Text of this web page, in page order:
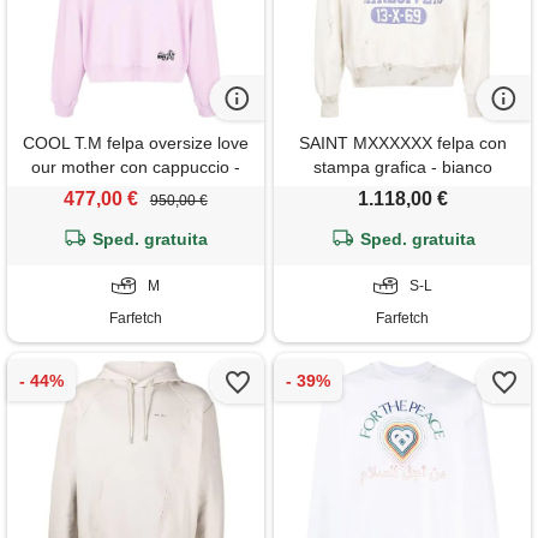
COOL T.M felpa oversize love
our mother con cappuccio -
viola
477,00 € 950,00 €
Sped. gratuita
M
Farfetch
SAINT MXXXXXX felpa con
stampa grafica - bianco
1.118,00 €
Sped. gratuita
S-L
Farfetch